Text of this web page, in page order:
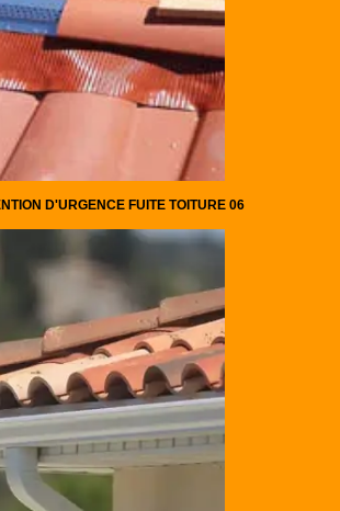
D'URGENCE FUITE TOITURE 06